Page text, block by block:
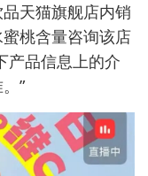
天猫旗舰店内销
桃含量咨询该店
产品信息上的介
”